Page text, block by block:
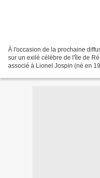
À l'occasion de la prochaine
sur un exilé célèbre de l'île de
associé à Lionel Jospin (né en